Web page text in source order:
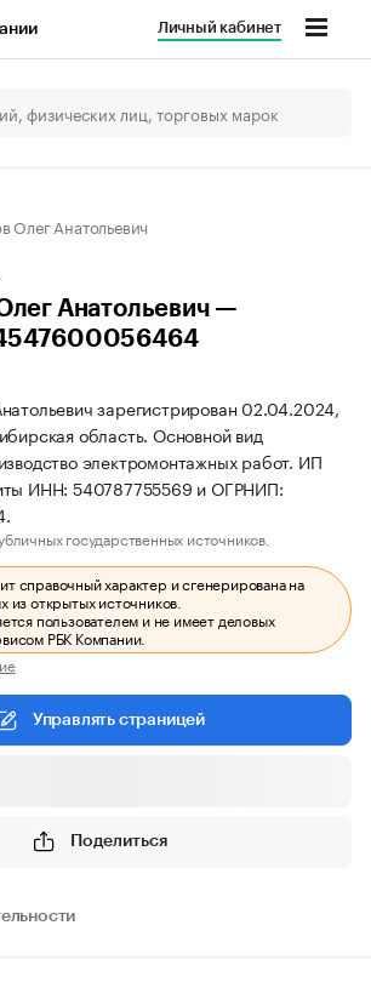
Личный кабинет
Олег Анатольевич
Анатольевич —
зарегистрирован 02.04.2024,
область. Основной вид
электромонтажных работ. ИП
ИНН: 540787755569 и ОГРНИП:
государственных источников.
справочный характер и сгенерирована на
из открытых источников.
пользователем и не имеет деловых
РБК Компании.
Управлять страницей
Поделиться